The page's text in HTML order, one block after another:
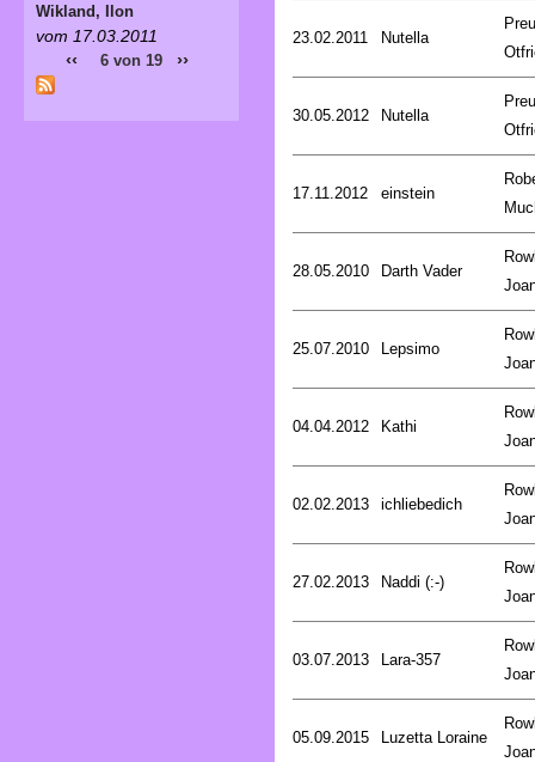
23.02.2011 Nutella
30.05.2012 Nutella
17.11.2012 einstein
28.05.2010 Darth Vader
25.07.2010 Lepsimo
04.04.2012 Kathi
02.02.2013 ichliebedich
27.02.2013 Naddi (:-)
03.07.2013 Lara-357
05.09.2015 Luzetta Loraine
Wikland, Ilon
vom 17.03.2011
‹‹ 6 von 19 ››